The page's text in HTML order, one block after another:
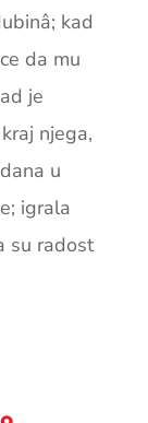
kad
da mu
je
njega,
u
igrala
su radost